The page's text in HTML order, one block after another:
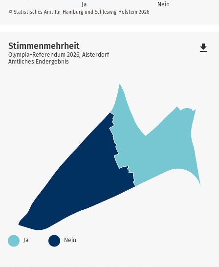
Ja Nein
© Statistisches Amt für Hamburg und Schleswig-Holstein 2026
Stimmenmehrheit
Olympia-Referendum 2026, Alsterdorf
Amtliches Endergebnis
Ja Nein
file_download